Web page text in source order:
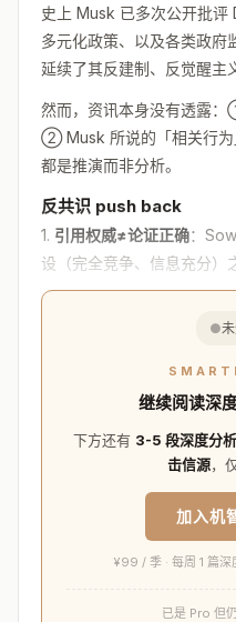
史上 Musk 已多次公开批
多元化政策、以及各类政府
延续了其反建制、反觉醒主
然而，资讯本身没有透露
② Musk 所说的「相关行为
都是推演而非分析。
反共识 push back
1. 引用权威≠论证正确：
设（完全竞争、信息充分）
●
继续阅读深
下方还有 3-5 段深度分析
击信源，
加入机
¥99 / 季 · 每周 1 篇深
已是 Pro 但